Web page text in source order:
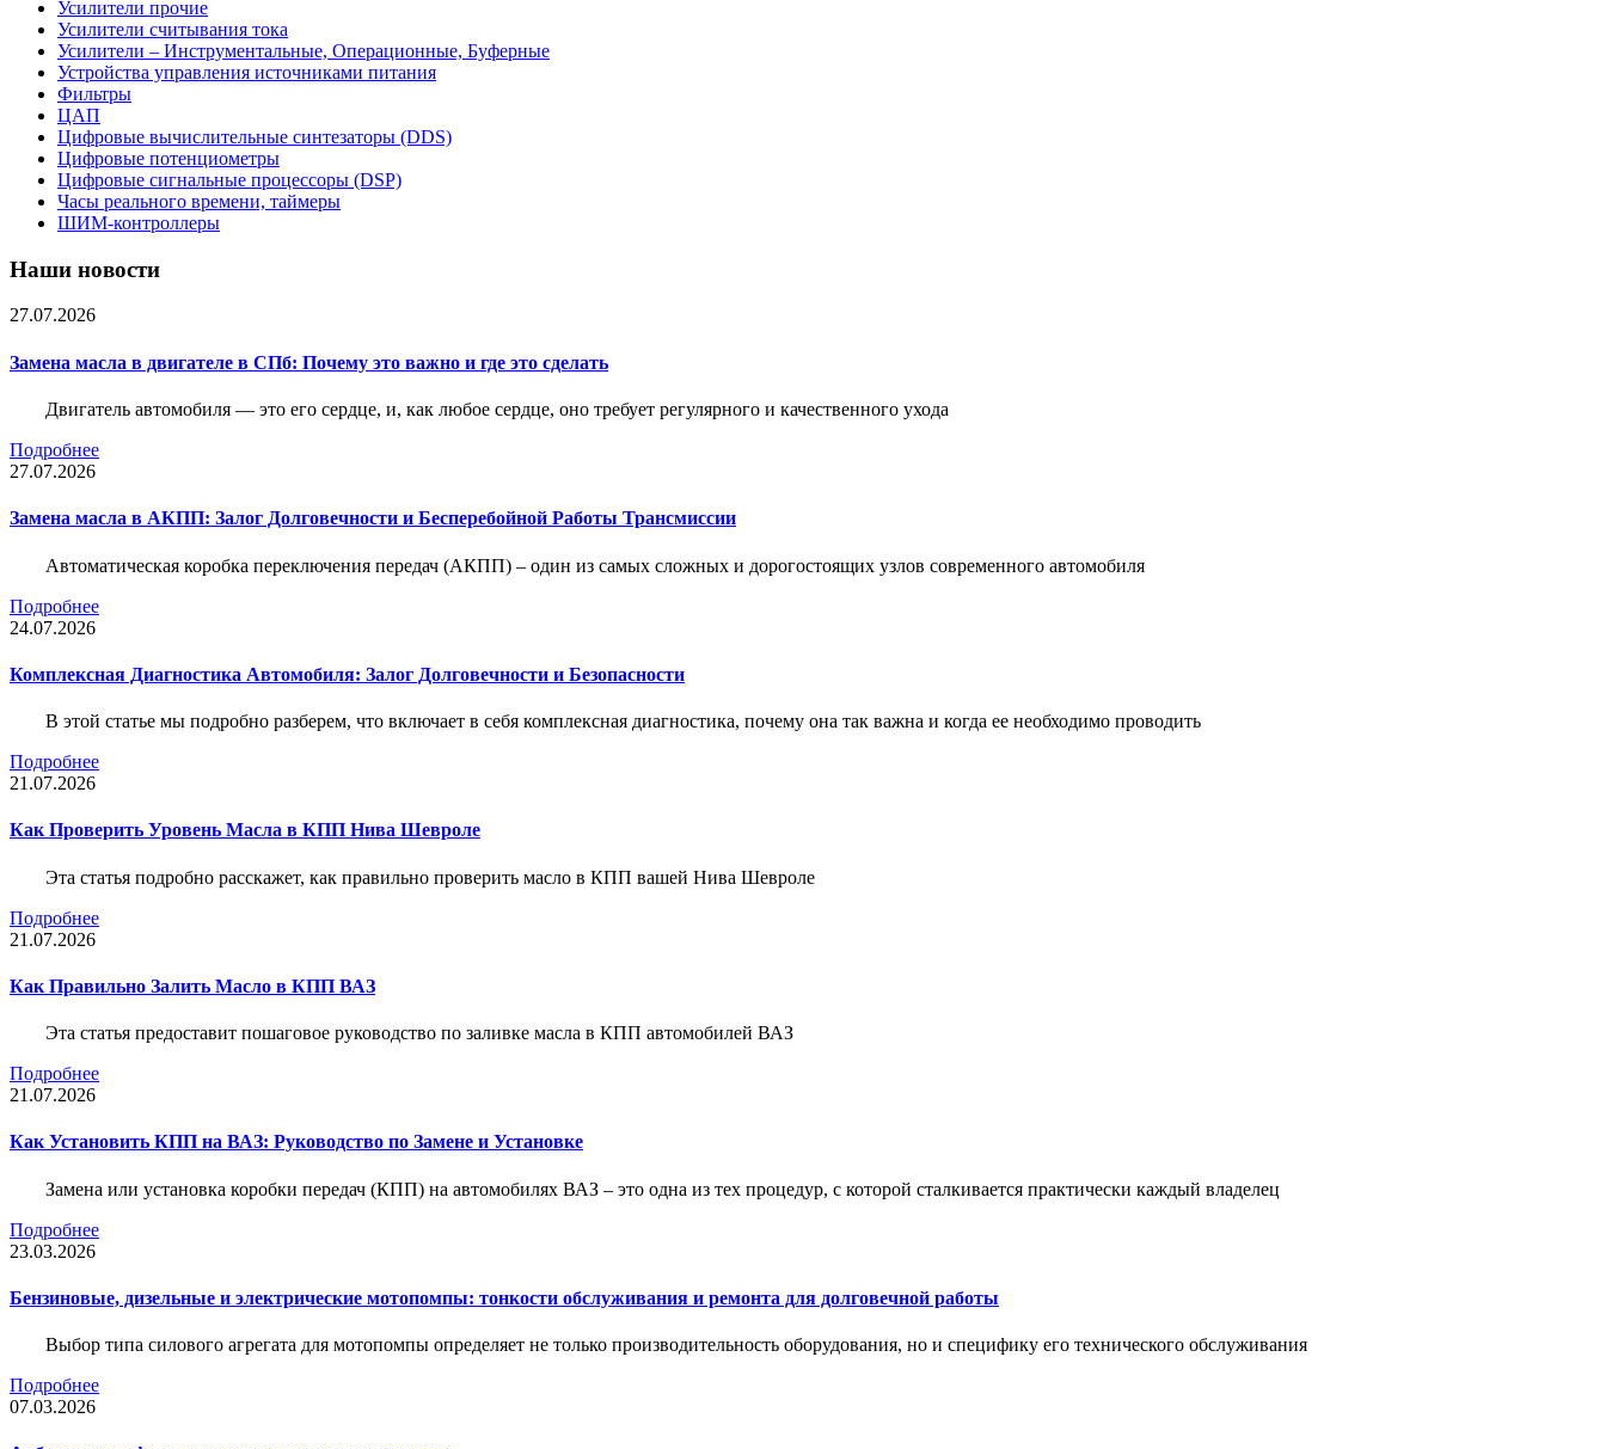
Усилители прочие
Усилители считывания тока
Усилители – Инструментальные, Операционные, Буферные
Устройства управления источниками питания
Фильтры
ЦАП
Цифровые вычислительные синтезаторы (DDS)
Цифровые потенциометры
Цифровые сигнальные процессоры (DSP)
Часы реального времени, таймеры
ШИМ-контроллеры
Наши новости
27.07.2026
Замена масла в двигателе в СПб: Почему это важно и где это сделать
Двигатель автомобиля — это его сердце, и, как любое сердце, оно требует регулярного и качественного ухода
Подробнее
27.07.2026
Замена масла в АКПП: Залог Долговечности и Бесперебойной Работы Трансмиссии
Автоматическая коробка переключения передач (АКПП) – один из самых сложных и дорогостоящих узлов современного автомобиля
Подробнее
24.07.2026
Комплексная Диагностика Автомобиля: Залог Долговечности и Безопасности
В этой статье мы подробно разберем, что включает в себя комплексная диагностика, почему она так важна и когда ее необходимо проводить
Подробнее
21.07.2026
Как Проверить Уровень Масла в КПП Нива Шевроле
Эта статья подробно расскажет, как правильно проверить масло в КПП вашей Нива Шевроле
Подробнее
21.07.2026
Как Правильно Залить Масло в КПП ВАЗ
Эта статья предоставит пошаговое руководство по заливке масла в КПП автомобилей ВАЗ
Подробнее
21.07.2026
Как Установить КПП на ВАЗ: Руководство по Замене и Установке
Замена или установка коробки передач (КПП) на автомобилях ВАЗ – это одна из тех процедур, с которой сталкивается практически каждый владелец
Подробнее
23.03.2026
Бензиновые, дизельные и электрические мотопомпы: тонкости обслуживания и ремонта для долговечной работы
Выбор типа силового агрегата для мотопомпы определяет не только производительность оборудования, но и специфику его технического обслуживания
Подробнее
07.03.2026